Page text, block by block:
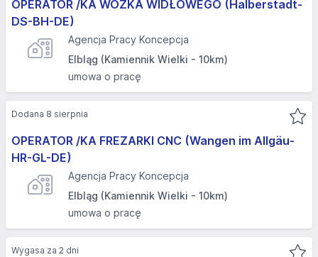
OPERATOR /KA WÓZKA WIDŁOWEGO (Halberstadt-
DS-BH-DE)
Agencja Pracy Koncepcja
Elbląg (Kamiennik Wielki - 10km)
umowa o pracę
OPERATOR /KA FREZARKI CNC (Wangen im Allgäu-
HR-GL-DE)
Agencja Pracy Koncepcja
Elbląg (Kamiennik Wielki - 10km)
umowa o pracę
Dodana 8 sierpnia
Wygasa za 2 dni